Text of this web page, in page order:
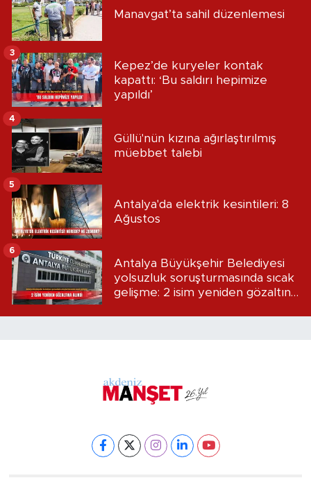
Manavgat’ta sahil düzenlemesi
Kepez’de kuryeler kontak
kapattı: ‘Bu saldırı hepimize
yapıldı’
3
Güllü'nün kızına ağırlaştırılmış
müebbet talebi
4
Antalya'da elektrik kesintileri: 8
Ağustos
5
Antalya Büyükşehir Belediyesi
yolsuzluk soruşturmasında sıcak
gelişme: 2 isim yeniden gözaltına
6